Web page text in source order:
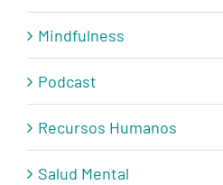
Mindfulness
Podcast
Recursos Humanos
Salud Mental